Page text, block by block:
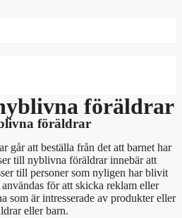
föräldrar
föräldrar
går att beställa från det att barnet har
till nyblivna föräldrar innebär att
till personer som nyligen har blivit
för att skicka reklam eller
som är intresserade av produkter eller
eller barn.